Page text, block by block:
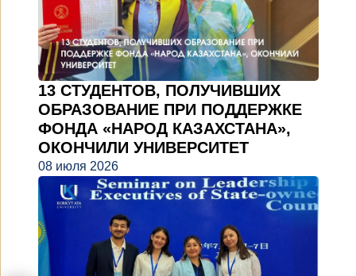
13 СТУДЕНТОВ, ПОЛУЧИВШИХ
ОБРАЗОВАНИЕ ПРИ ПОДДЕРЖКЕ
ФОНДА «НАРОД КАЗАХСТАНА»,
ОКОНЧИЛИ УНИВЕРСИТЕТ
08 июля 2026